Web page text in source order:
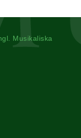
Musikaliska